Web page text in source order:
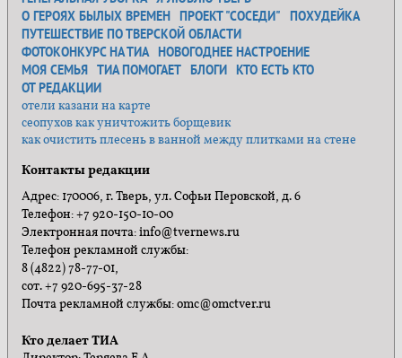
О ГЕРОЯХ БЫЛЫХ ВРЕМЕН ПРОЕКТ "СОСЕДИ"
ПОХУДЕЙКА
ПУТЕШЕСТВИЕ ПО ТВЕРСКОЙ ОБЛАСТИ
ФОТОКОНКУРС НА ТИА НОВОГОДНЕЕ НАСТРОЕНИЕ
МОЯ СЕМЬЯ ТИА ПОМОГАЕТ БЛОГИ КТО ЕСТЬ КТО
ОТ РЕДАКЦИИ
отели казани на карте
сеопухов как уничтожить борщевик
как очистить плесень в ванной между плитками на стене
Контакты редакции
Адрес: 170006, г. Тверь, ул. Софьи Перовской, д. 6
Телефон: +7 920-150-10-00
Электронная почта: info@tvernews.ru
Телефон рекламной службы:
8 (4822) 78-77-01,
сот. +7 920-695-37-28
Почта рекламной службы: omc@omctver.ru
Кто делает ТИА